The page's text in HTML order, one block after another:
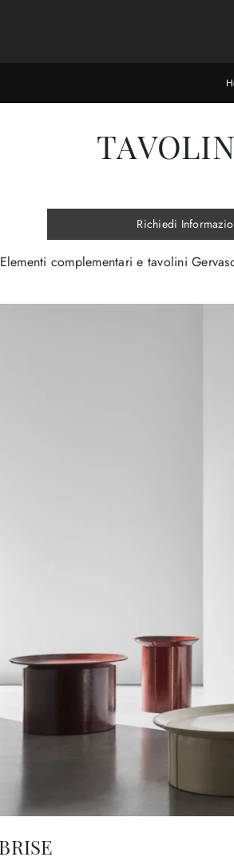
Richiedi
Elementi complementari e tavolini